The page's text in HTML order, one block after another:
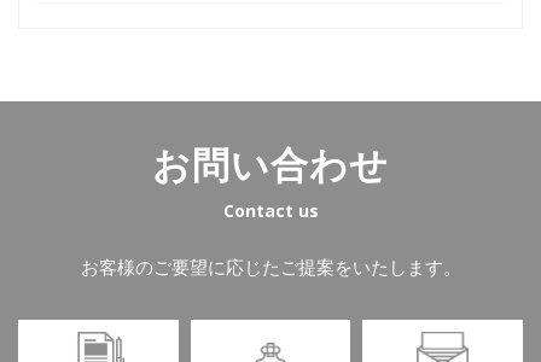
お問い合わせ
Contact us
お客様のご要望に応じたご提案をいたします。